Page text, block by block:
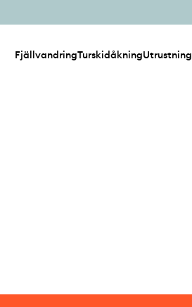
FjällvandringTurskidåkningUtrustning